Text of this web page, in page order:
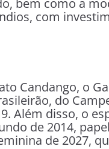
com
Candango, o
do
Além disso, o
de 2014,
de 2027,